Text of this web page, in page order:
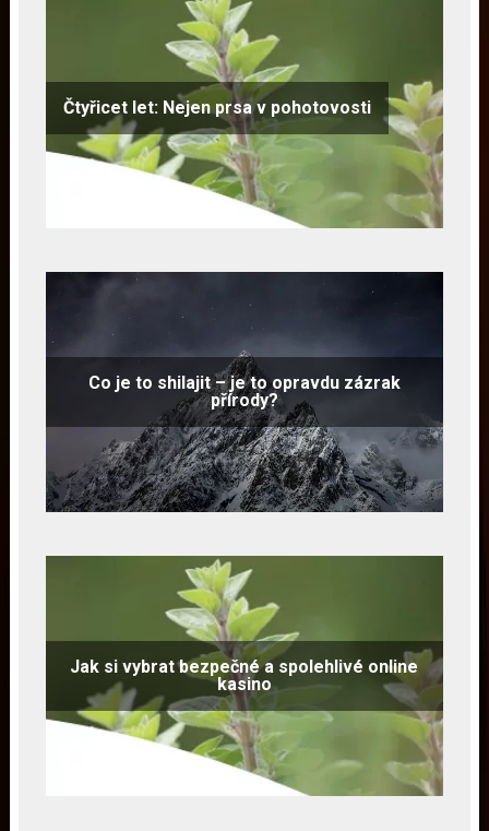
Čtyřicet let: Nejen prsa v pohotovosti
Co je to shilajit – je to opravdu zázrak
přírody?
Jak si vybrat bezpečné a spolehlivé online
kasino